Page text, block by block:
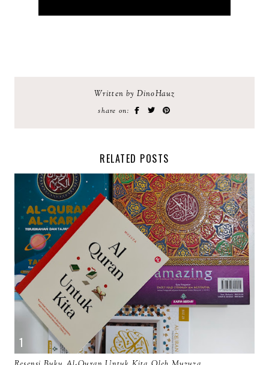
Written by DinoHauz
share on:
RELATED POSTS